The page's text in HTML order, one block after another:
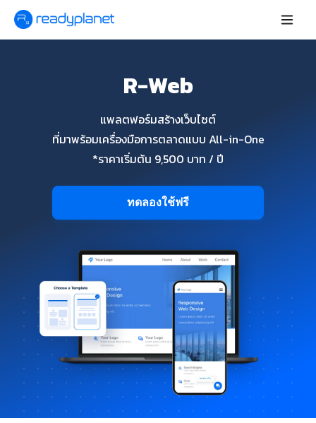
R-Web
แพลตฟอร์มสร้างเว็บไซต์
ที่มาพร้อมเครื่องมือการตลาดแบบ All-in-One
*ราคาเริ่มต้น 9,500 บาท / ปี
ทดลองใช้ฟรี